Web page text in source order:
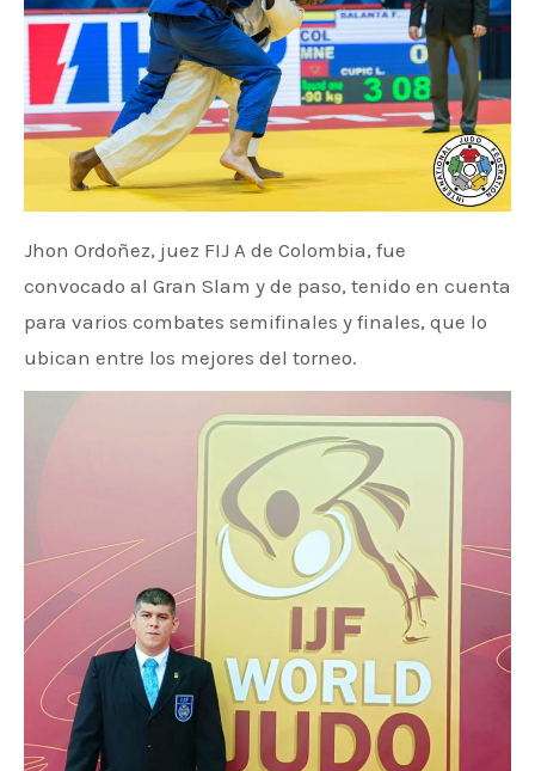
Jhon Ordoñez, juez FIJ A de Colombia, fue
convocado al Gran Slam y de paso, tenido en cuenta
para varios combates semifinales y finales, que lo
ubican entre los mejores del torneo.